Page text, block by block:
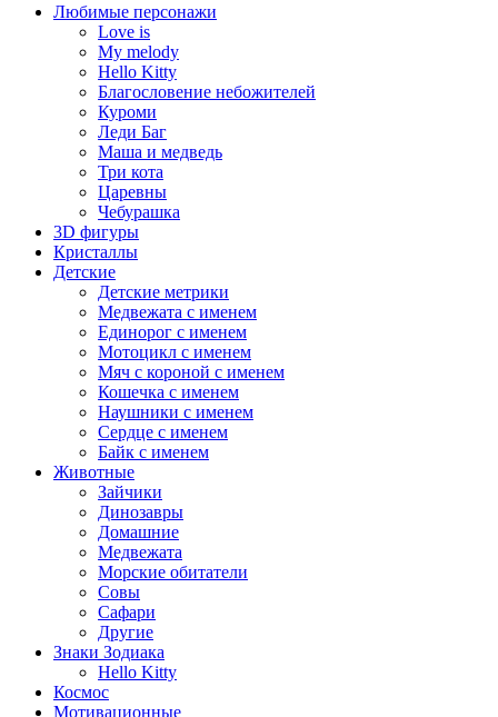
Любимые персонажи
Love is
My melody
Hello Kitty
Благословение небожителей
Куроми
Леди Баг
Маша и медведь
Три кота
Царевны
Чебурашка
3D фигуры
Кристаллы
Детские
Детские метрики
Медвежата с именем
Единорог с именем
Мотоцикл с именем
Мяч с короной с именем
Кошечка с именем
Наушники с именем
Сердце с именем
Байк с именем
Животные
Зайчики
Динозавры
Домашние
Медвежата
Морские обитатели
Совы
Сафари
Другие
Знаки Зодиака
Hello Kitty
Космос
Мотивационные